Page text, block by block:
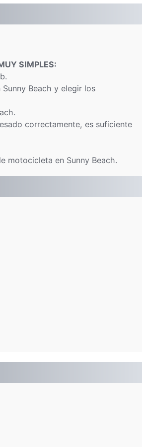
SIMPLES:
Beach y elegir los
correctamente, es suficiente
motocicleta en Sunny Beach.